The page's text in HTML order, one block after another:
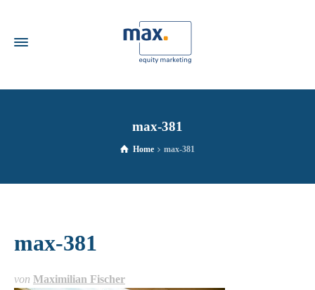
max-381
Home max-381
max-381
von Maximilian Fischer